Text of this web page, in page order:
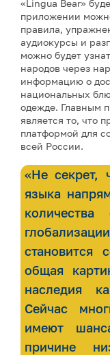
«Lingua Bear»
приложении
правила,
аудиокурсы и
можно будет
народов через
информацию о
национальных
одежде. Главным
является то, что
платформой для
всей России.
«Не секрет,
языка
становится
общая
наследия
Сейчас
имеют
причине